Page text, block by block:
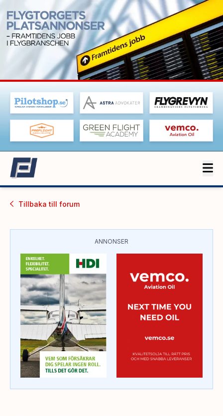
Tillbaka till forum
ANNONSER